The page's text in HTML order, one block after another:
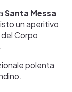
Santa Messa
un aperitivo
Corpo
polenta